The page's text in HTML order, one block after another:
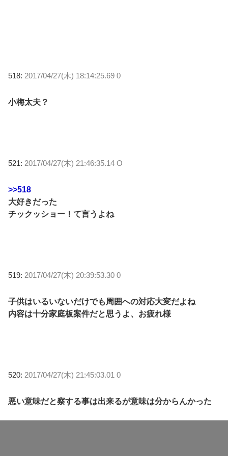
518: 2017/04/27(木) 18:14:25.69 0
小梅太夫？
521: 2017/04/27(木) 21:46:35.14 O
>>518
大好きだった
チックッショー！て言うよね
519: 2017/04/27(木) 20:39:53.30 0
子供はいるいないだけでも周囲への対応大変だよね
内容は十分家庭板案件だと思うよ、お疲れ様
520: 2017/04/27(木) 21:45:03.01 0
悪い意味だと察する事は出来るが意味は分からんかった